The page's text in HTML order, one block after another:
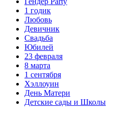
1 годик
Любовь
Девичник
Свадьба
Юбилей
23 февраля
8 марта
1 сентября
Хэллоуин
День Матери
Детские сады и Школы